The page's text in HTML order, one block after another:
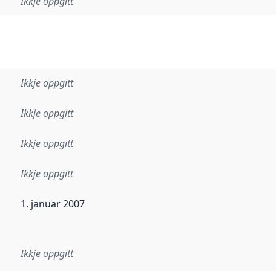
Ikkje oppgitt
Ikkje oppgitt
Ikkje oppgitt
Ikkje oppgitt
dataa i dette datasettet først blei utgitt. Det kan ha
1. januar 2007
Ikkje oppgitt